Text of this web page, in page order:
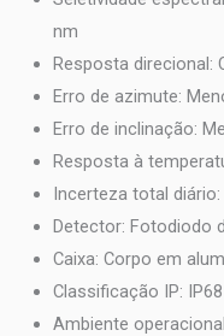
nm
Resposta direcional:
Erro de azimute:
Erro de inclinação:
Resposta à
Incerteza total diário:
Detector: Fotodiodo
Caixa: Corpo em
Classificação IP: IP68
Ambiente